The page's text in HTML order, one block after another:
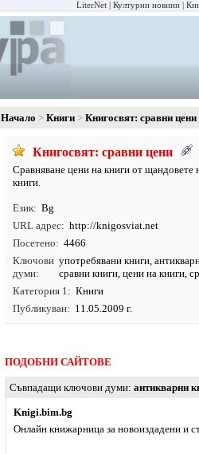
LiterNet Културни новини
Начало Книги Книгосвят: сравни цени
Книгосвят: сравни цени
Сравняване цени на книги от
книги.
Език
Bg
URL адрес
http://knigosviat.net
Посетено
4466
Ключови
думи
употребявани книги,
сравни книги, цени на книги,
Категория 1
Книги
Публикуван
11.05.2009 г.
ПОДОБНИ САЙТОВЕ
Съвпадащи ключови думи антикварни
Knigi.bim.bg
Онлайн книжарница за новоиздадени и